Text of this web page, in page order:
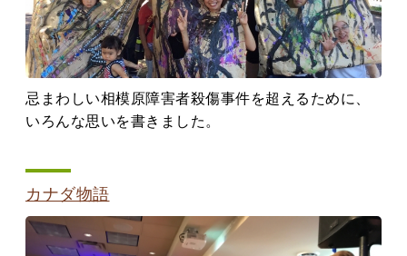
忌まわしい相模原障害者殺傷事件を超えるために、
いろんな思いを書きました。
カナダ物語